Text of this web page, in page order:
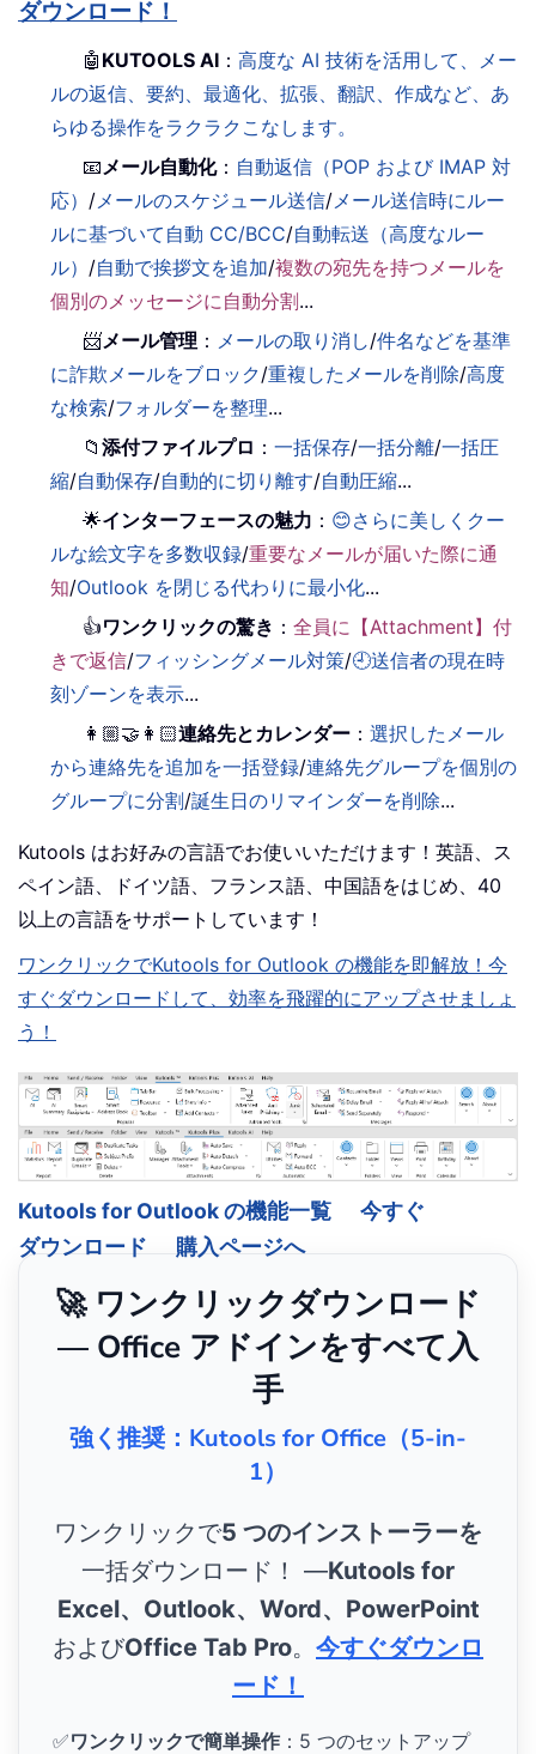
ダウンロード！
🤖 KUTOOLS AI ：高度な AI 技術を活用して、メー
ルの返信、要約、最適化、拡張、翻訳、作成など、あ
らゆる操作をラクラクこなします。
📧メール自動化： 自動返信（POP および IMAP 対
応） /メールのスケジュール送信/メール送信時にルー
ルに基づいて自動 CC/BCC/自動転送（高度なルー
ル） /自動で挨拶文を追加/複数の宛先を持つメールを
個別のメッセージに自動分割...
📨メール管理 ： メールの取り消し/件名などを基準
に詐欺メールをブロック/重複したメールを削除/高度
な検索/フォルダーを整理...
📁添付ファイルプロ ：一括保存/一括分離/一括圧
縮/自動保存/自動的に切り離す/自動圧縮...
🌟インターフェースの魅力 ： 😊さらに美しくクー
ルな絵文字を多数収録/重要なメールが届いた際に通
知/Outlook を閉じる代わりに最小化...
👍ワンクリックの驚き ：全員に【Attachment】付
きで返信/フィッシングメール対策/🕘送信者の現在時
刻ゾーンを表示...
👩🏼‍🤝‍👩🏻連絡先とカレンダー ：選択したメール
から連絡先を追加を一括登録/連絡先グループを個別の
グループに分割/誕生日のリマインダーを削除...
Kutools はお好みの言語でお使いいただけます！英語、ス
ペイン語、ドイツ語、フランス語、中国語をはじめ、40
以上の言語をサポートしています！
ワンクリックでKutools for Outlook の機能を即解放！今
すぐダウンロードして、効率を飛躍的にアップさせましょ
う！
Kutools for Outlook の機能一覧
今すぐ
ダウンロード
購入ページへ
🚀 ワンクリックダウンロード
— Office アドインをすべて入
手
強く推奨：Kutools for Office（5-in-
1）
ワンクリックで5 つのインストーラーを
一括ダウンロード！ ―Kutools for
Excel、Outlook、Word、PowerPoint
およびOffice Tab Pro。 今すぐダウンロ
ード！
✅ワンクリックで簡単操作 ：5 つのセットアップ